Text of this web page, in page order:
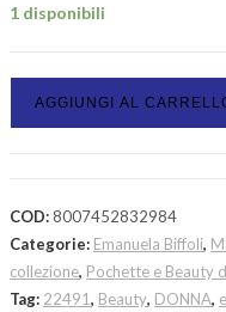
1 disponibili
AGGIUNGI AL
COD:8007452832984
Categorie: Emanuela Biffoli,
collezione, Pochette e Beauty
Tag: 22491, Beauty, DONNA,